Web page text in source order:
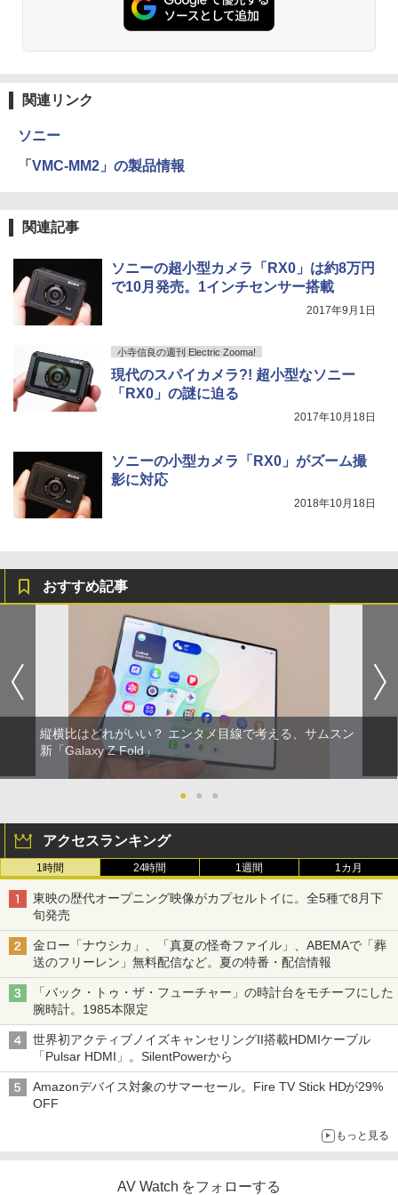
関連リンク
ソニー
「VMC-MM2」の製品情報
関連記事
ソニーの超小型カメラ「RX0」は約8万円
で10月発売。1インチセンサー搭載
2017年9月1日
小寺信良の週刊 Electric Zooma!
現代のスパイカメラ?! 超小型なソニー
「RX0」の謎に迫る
2017年10月18日
ソニーの小型カメラ「RX0」がズーム撮
影に対応
2018年10月18日
おすすめ記事
縦横比はどれがいい？ エンタメ目線で考える、サムスン
新「Galaxy Z Fold」
● ● ●
アクセスランキング
1時間 24時間 1週間 1カ月
東映の歴代オープニング映像がカプセルトイに。全5種で8月下
旬発売
金ロー「ナウシカ」、「真夏の怪奇ファイル」、ABEMAで「葬
送のフリーレン」無料配信など。夏の特番・配信情報
「バック・トゥ・ザ・フューチャー」の時計台をモチーフにした
腕時計。1985本限定
世界初アクティブノイズキャンセリングII搭載HDMIケーブル
「Pulsar HDMI」。SilentPowerから
Amazonデバイス対象のサマーセール。Fire TV Stick HDが29%
OFF
もっと見る
AV Watch をフォローする